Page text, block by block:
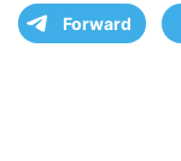
Forward